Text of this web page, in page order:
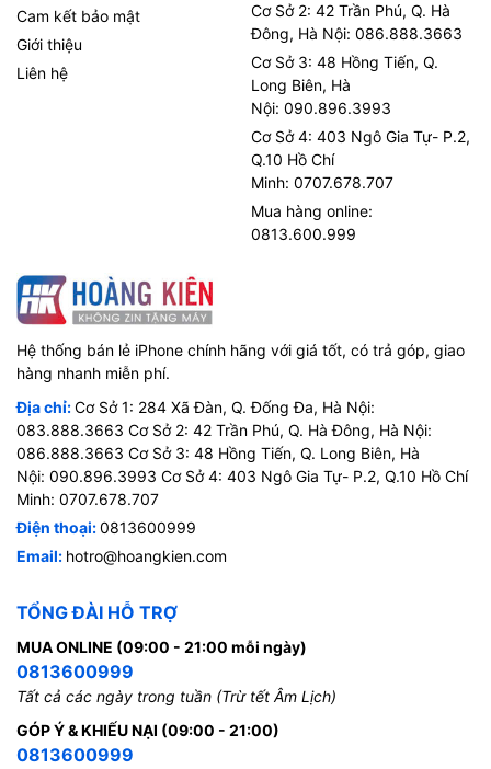
Cam kết bảo mật
Giới thiệu
Liên hệ
Cơ Sở 2: 42 Trần Phú, Q. Hà
Đông, Hà Nội: 086.888.3663
Cơ Sở 3: 48 Hồng Tiến, Q.
Long Biên, Hà
Nội: 090.896.3993
Cơ Sở 4: 403 Ngô Gia Tự- P.2,
Q.10 Hồ Chí
Minh: 0707.678.707
Mua hàng online:
0813.600.999
Hệ thống bán lẻ iPhone chính hãng với giá tốt, có trả góp, giao
hàng nhanh miễn phí.
Địa chỉ:Cơ Sở 1: 284 Xã Đàn, Q. Đống Đa, Hà Nội:
083.888.3663 Cơ Sở 2: 42 Trần Phú, Q. Hà Đông, Hà Nội:
086.888.3663 Cơ Sở 3: 48 Hồng Tiến, Q. Long Biên, Hà
Nội: 090.896.3993 Cơ Sở 4: 403 Ngô Gia Tự- P.2, Q.10 Hồ Chí
Minh: 0707.678.707
Điện thoại:0813600999
Email: hotro@hoangkien.com
TỔNG ĐÀI HỖ TRỢ
MUA ONLINE (09:00 - 21:00 mỗi ngày)
0813600999
Tất cả các ngày trong tuần (Trừ tết Âm Lịch)
GÓP Ý & KHIẾU NẠI (09:00 - 21:00)
0813600999